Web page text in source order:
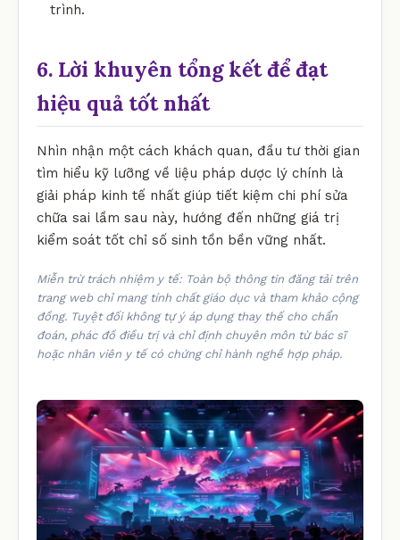
trình.
6. Lời khuyên tổng kết để đạt
hiệu quả tốt nhất
Nhìn nhận một cách khách quan, đầu tư thời gian
tìm hiểu kỹ lưỡng về liệu pháp dược lý chính là
giải pháp kinh tế nhất giúp tiết kiệm chi phí sửa
chữa sai lầm sau này, hướng đến những giá trị
kiểm soát tốt chỉ số sinh tồn bền vững nhất.
Miễn trừ trách nhiệm y tế: Toàn bộ thông tin đăng tải trên
trang web chỉ mang tính chất giáo dục và tham khảo cộng
đồng. Tuyệt đối không tự ý áp dụng thay thế cho chẩn
đoán, phác đồ điều trị và chỉ định chuyên môn từ bác sĩ
hoặc nhân viên y tế có chứng chỉ hành nghề hợp pháp.